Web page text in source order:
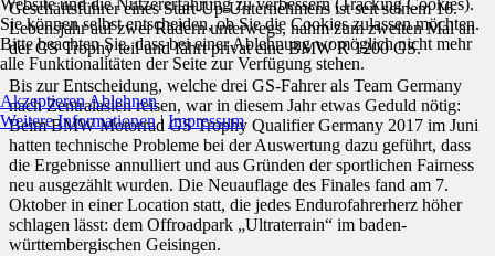
Geschäftsführer eines Start-Up-Unternehmens ist seit seinem 16.
Lebensjahr auf zwei Rädern unterwegs, nahm zum zweiten Mal an
der GS Trophy teil und fährt privat eine BMW R 1200 GS.
Bis zur Entscheidung, welche drei GS-Fahrer als Team Germany
nach Zentralasien reisen, war in diesem Jahr etwas Geduld nötig:
Beim BMW Motorrad GS Trophy Qualifier Germany 2017 im Juni
hatten technische Probleme bei der Auswertung dazu geführt, dass
die Ergebnisse annulliert und aus Gründen der sportlichen Fairness
neu ausgezählt wurden. Die Neuauflage des Finales fand am 7.
Oktober in einer Location statt, die jedes Endurofahrerherz höher
schlagen lässt: dem Offroadpark „Ultraterrain“ im baden-
württembergischen Geisingen.
Sie können selbst entscheiden, ob Sie die Cookies zulassen möchten.
Bitte beachten Sie, dass bei einer Ablehnung womöglich nicht mehr
alle Funktionalitäten der Seite zur Verfügung stehen.
AkzeptierenAblehnen
Weitere Informationen| Impressum